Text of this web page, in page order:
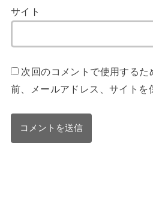
サイト
次回のコメントで使用するた
前、メールアドレス、サイトを